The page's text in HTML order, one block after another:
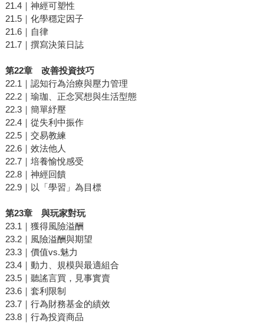
21.4｜神經可塑性
21.5｜化學穩定因子
21.6｜自律
21.7｜撰寫決策日誌
第22章 改善投資技巧
22.1｜認知行為治療與壓力管理
22.2｜瑜珈、正念冥想與生活型態
22.3｜簡單紓壓
22.4｜從失利中振作
22.5｜交易教練
22.6｜效法他人
22.7｜培養愉悅感受
22.8｜神經回饋
22.9｜以「學習」為目標
第23章 與玩家對玩
23.1｜獲得風險溢酬
23.2｜風險溢酬與期望
23.3｜價值vs.魅力
23.4｜動力、規模與最適組合
23.5｜聽謠言買，見事實賣
23.6｜套利限制
23.7｜行為財務基金的績效
23.8｜行為投資商品